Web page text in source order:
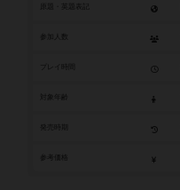
参加人数
参考価格